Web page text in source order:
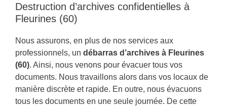
Destruction d’archives confidentielles à
Fleurines (60)
Nous assurons, en plus de nos services aux
professionnels, un débarras d’archives à Fleurines
(60). Ainsi, nous venons pour évacuer tous vos
documents. Nous travaillons alors dans vos locaux de
manière discrète et rapide. En outre, nous évacuons
tous les documents en une seule journée. De cette